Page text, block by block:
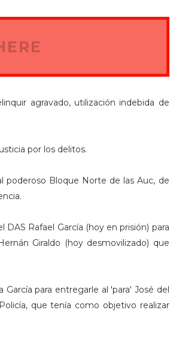
agravado, utilización indebida de
por los delitos.
poderoso Bloque Norte de las Auc, de
Rafael García (hoy en prisión) para
Giraldo (hoy desmovilizado) que
para entregarle al 'para' José del
que tenía como objetivo realizar